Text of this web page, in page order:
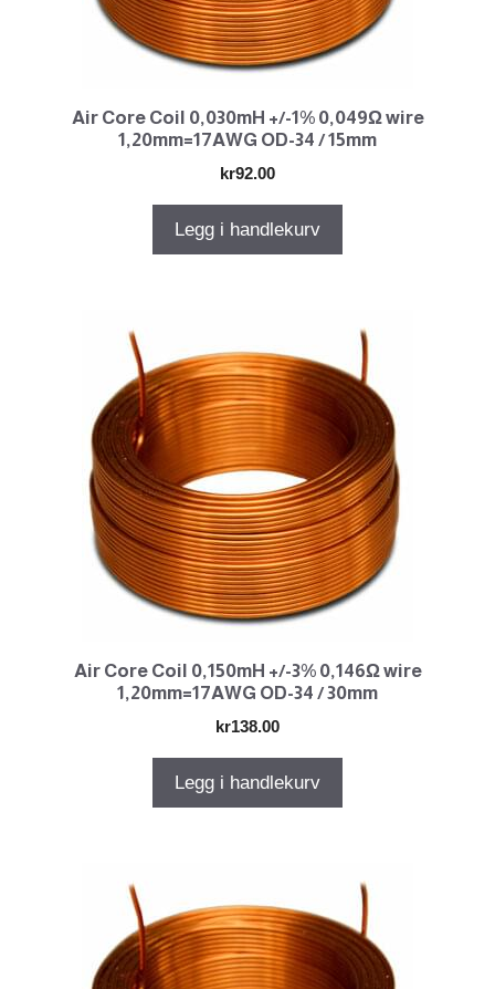
Air Core Coil 0,030mH +/-1% 0,049Ω wire
1,20mm=17AWG OD-34 / 15mm
kr92.00
Legg i handlekurv
Air Core Coil 0,150mH +/-3% 0,146Ω wire
1,20mm=17AWG OD-34 / 30mm
kr138.00
Legg i handlekurv